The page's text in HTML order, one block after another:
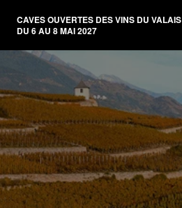
CAVES OUVERTES DES VINS DU VALAIS
DU 6 AU 8 MAI 2027